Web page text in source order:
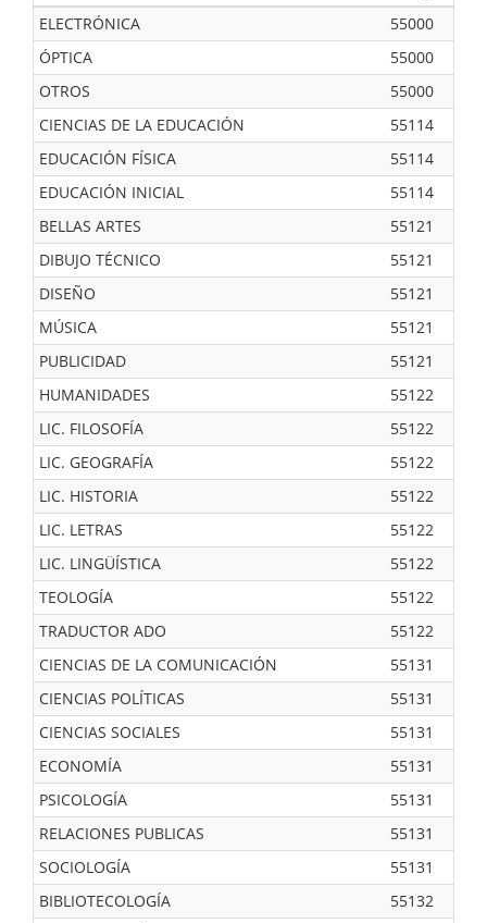
ELECTRÓNICA
55000
ÓPTICA
55000
OTROS
55000
CIENCIAS DE LA EDUCACIÓN
55114
EDUCACIÓN FÍSICA
55114
EDUCACIÓN INICIAL
55114
BELLAS ARTES
55121
DIBUJO TÉCNICO
55121
DISEÑO
55121
MÚSICA
55121
PUBLICIDAD
55121
HUMANIDADES
55122
LIC. FILOSOFÍA
55122
LIC. GEOGRAFÍA
55122
LIC. HISTORIA
55122
LIC. LETRAS
55122
LIC. LINGÜÍSTICA
55122
TEOLOGÍA
55122
TRADUCTOR ADO
55122
CIENCIAS DE LA COMUNICACIÓN
55131
CIENCIAS POLÍTICAS
55131
CIENCIAS SOCIALES
55131
ECONOMÍA
55131
PSICOLOGÍA
55131
RELACIONES PUBLICAS
55131
SOCIOLOGÍA
55131
BIBLIOTECOLOGÍA
55132